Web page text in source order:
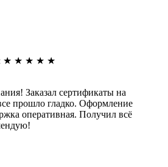
★ ★ ★ ★ ★
Заказал сертификаты на
прошло гладко. Оформление
оперативная. Получил всё